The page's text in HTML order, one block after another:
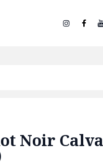
Événements
Noir